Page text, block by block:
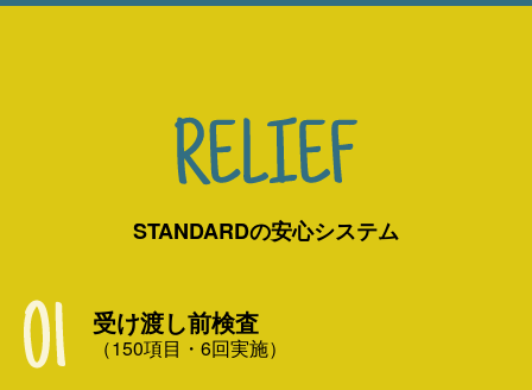
STANDARDの安心システム
受け渡し前検査
（150項目・6回実施）